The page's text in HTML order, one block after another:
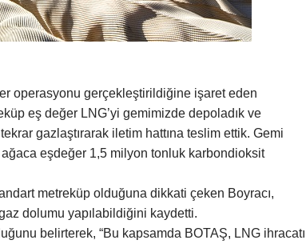
operasyonu gerçekleştirildiğine işaret eden
eş değer LNG’yi gemimizde depoladık ve
gazlaştırarak iletim hattına teslim ettik. Gemi
ağaca eşdeğer 1,5 milyon tonluk karbondioksit
metreküp olduğuna dikkati çeken Boyracı,
dolumu yapılabildiğini kaydetti.
belirterek, “Bu kapsamda BOTAŞ, LNG ihracatı